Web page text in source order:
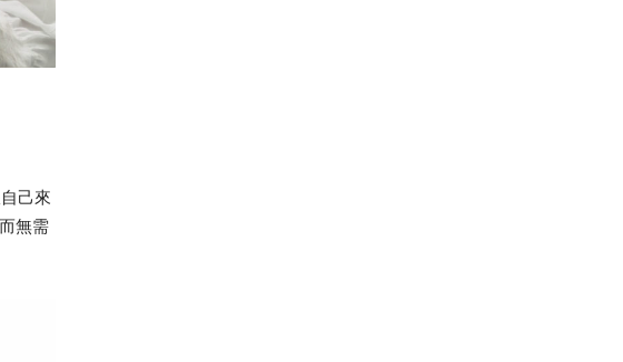
己來
無需